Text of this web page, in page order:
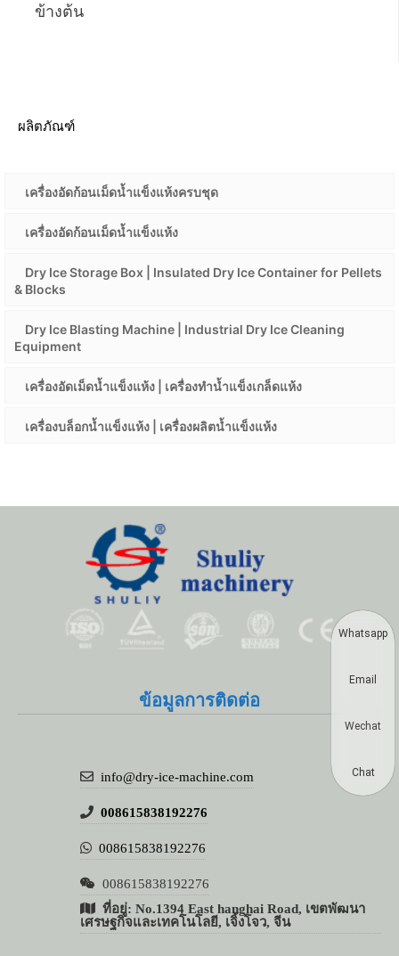
ข้างต้น
ผลิตภัณฑ์
เครื่องอัดก้อนเม็ดน้ำแข็งแห้งครบชุด
เครื่องอัดก้อนเม็ดน้ำแข็งแห้ง
Dry Ice Storage Box | Insulated Dry Ice Container for Pellets
& Blocks
Dry Ice Blasting Machine | Industrial Dry Ice Cleaning
Equipment
เครื่องอัดเม็ดน้ำแข็งแห้ง | เครื่องทำน้ำแข็งเกล็ดแห้ง
เครื่องบล็อกน้ำแข็งแห้ง | เครื่องผลิตน้ำแข็งแห้ง
ข้อมูลการติดต่อ
info@dry-ice-machine.com
008615838192276
008615838192276
008615838192276
ที่อยู่: No.1394 East hanghai Road, เขตพัฒนา
เศรษฐกิจและเทคโนโลยี, เจิ้งโจว, จีน
Whatsapp
Email
Wechat
Chat